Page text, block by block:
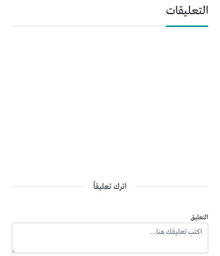
التعليقات
اترك تعليقاً
التعليق